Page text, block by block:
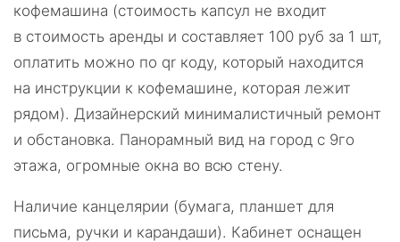
кофемашина (стоимость капсул не входит
в стоимость аренды и составляет 100 руб за 1 шт,
оплатить можно по qr коду, который находится
на инструкции к кофемашине, которая лежит
рядом). Дизайнерский минималистичный ремонт
и обстановка. Панорамный вид на город с 9го
этажа, огромные окна во всю стену.
Наличие канцелярии (бумага, планшет для
письма, ручки и карандаши). Кабинет оснащен